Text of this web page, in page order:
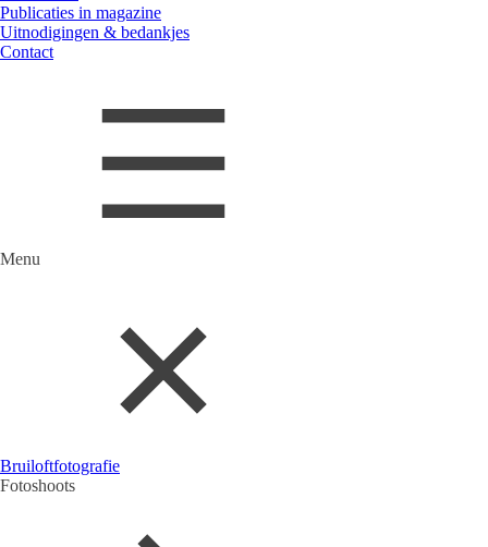
Publicaties in magazine
Uitnodigingen & bedankjes
Contact
Menu
Bruiloftfotografie
Fotoshoots